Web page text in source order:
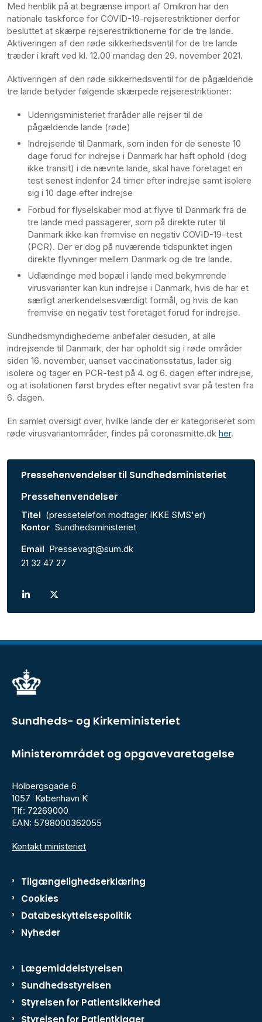
Med henblik på at begrænse import af Omikron har den
nationale taskforce for COVID-19-rejserestriktioner derfor
besluttet at skærpe rejserestriktionerne for de tre lande.
Aktiveringen af den røde sikkerhedsventil for de tre lande
træder i kraft ved kl. 12.00 mandag den 29. november 2021.
Aktiveringen af den røde sikkerhedsventil for de pågældende
tre lande betyder følgende skærpede rejserestriktioner:
Udenrigsministeriet fraråder alle rejser til de
pågældende lande (røde)
Indrejsende til Danmark, som inden for de seneste 10
dage forud for indrejse i Danmark har haft ophold (dog
ikke transit) i de nævnte lande, skal have foretaget en
test senest indenfor 24 timer efter indrejse samt isolere
sig i 10 dage efter indrejse
Forbud for flyselskaber mod at flyve til Danmark fra de
tre lande med passagerer, som på direkte ruter til
Danmark ikke kan fremvise en negativ COVID-19–test
(PCR). Der er dog på nuværende tidspunktet ingen
direkte flyvninger mellem Danmark og de tre lande.
Udlændinge med bopæl i lande med bekymrende
virusvarianter kan kun indrejse i Danmark, hvis de har et
særligt anerkendelsesværdigt formål, og hvis de kan
fremvise en negativ test foretaget forud for indrejse.
Sundhedsmyndighederne anbefaler desuden, at alle
indrejsende til Danmark, der har opholdt sig i røde områder
siden 16. november, uanset vaccinationsstatus, lader sig
isolere og tager en PCR-test på 4. og 6. dagen efter indrejse,
og at isolationen først brydes efter negativt svar på testen fra
6. dagen.
En samlet oversigt over, hvilke lande der er kategoriseret som
røde virusvariantområder, findes på coronasmitte.dk her.
Pressehenvendelser til Sundhedsministeriet
Pressehenvendelser
Titel (pressetelefon modtager IKKE SMS'er)
Kontor Sundhedsministeriet
Email Pressevagt@sum.dk
21 32 47 27
Sundheds- og Kirkeministeriet
Ministerområdet og opgavevaretagelse
Holbergsgade 6
1057 København K
Tlf: 72269000
EAN: 5798000362055
Kontakt ministeriet
Tilgængelighedserklæring
Cookies
Databeskyttelsespolitik
Nyheder
Lægemiddelstyrelsen
Sundhedsstyrelsen
Styrelsen for Patientsikkerhed
Styrelsen for Patientklager